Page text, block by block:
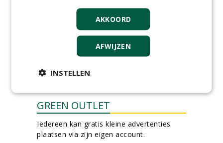
meer Groene Banen
GREEN OUTLET
Iedereen kan gratis kleine advertenties
plaatsen via zijn eigen account.
AKKOORD
AFWIJZEN
INSTELLEN